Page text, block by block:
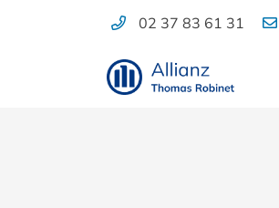
02 37 83 61 31
28230 Épernon
02 37 83 61 31